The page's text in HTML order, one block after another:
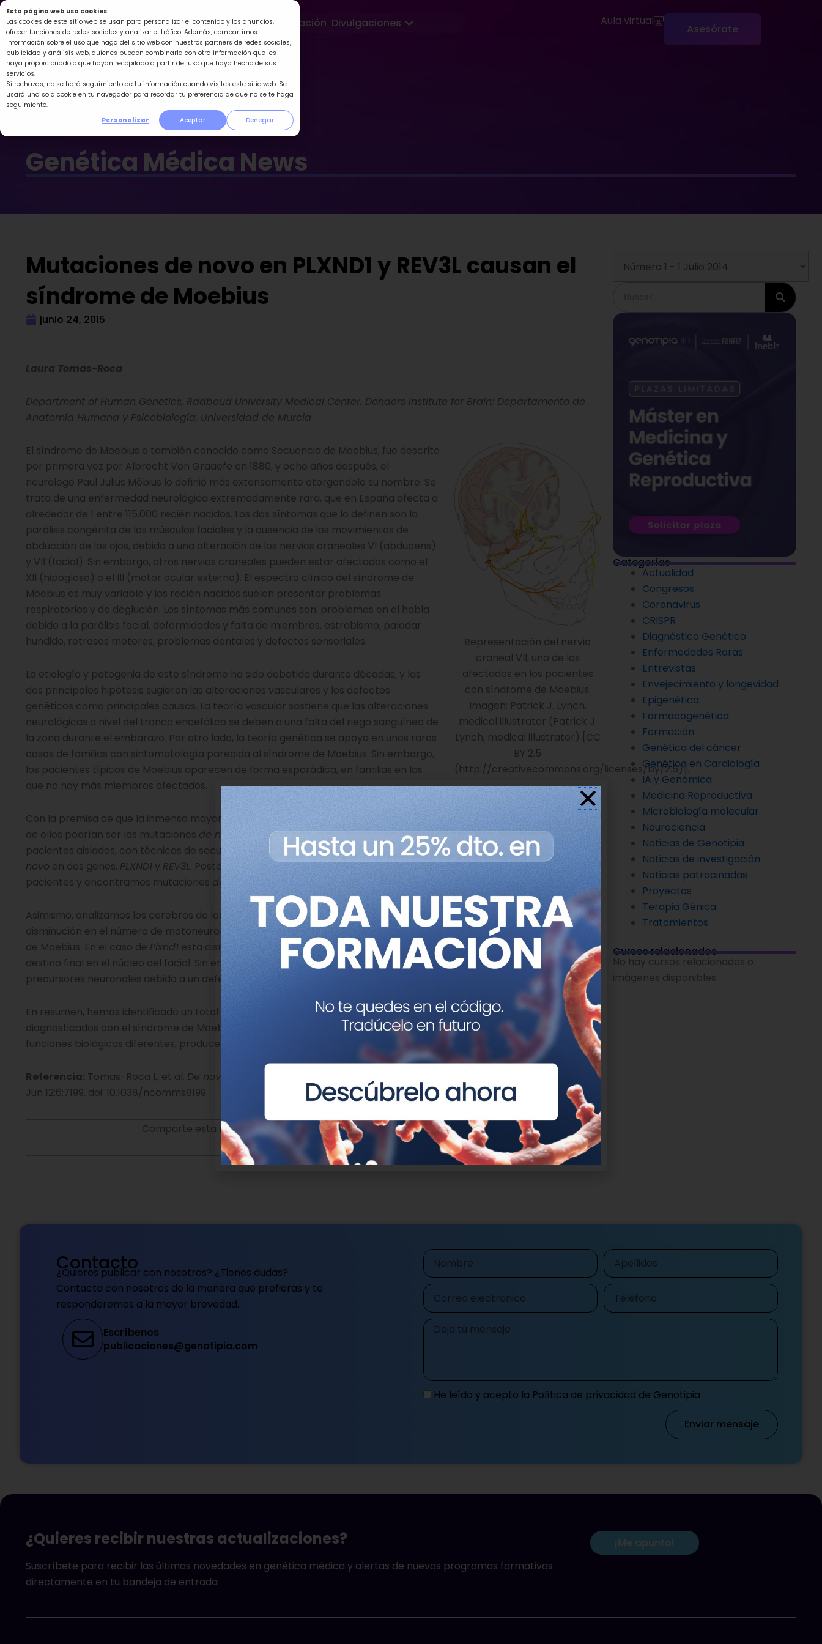
Esta página web usa cookies
Las cookies de este sitio web se usan para personalizar el contenido y los anuncios,
ofrecer funciones de redes sociales y analizar el tráfico. Además, compartimos
información sobre el uso que haga del sitio web con nuestros partners de redes sociales,
publicidad y análisis web, quienes pueden combinarla con otra información que les
haya proporcionado o que hayan recopilado a partir del uso que haya hecho de sus
servicios.
Si rechazas, no se hará seguimiento de tu información cuando visites este sitio web. Se
usará una sola cookie en tu navegador para recordar tu preferencia de que no se te haga
seguimiento.
Personalizar
Aceptar Denegar
Ir
al
contenido
Formación Divulgaciones Abrir Divulgaciones Aula virtual
Asesórate
Genética Médica News
Mutaciones de novo en PLXND1 y REV3L causan el
síndrome de Moebius
junio 24, 2015
Laura Tomas-Roca
Department of Human Genetics, Radboud University Medical Center, Donders Institute for Brain; Departamento de
Anatomía Humana y Psicobiología, Universidad de Murcia
Representación del nervio
craneal VII, uno de los
afectados en los pacientes
con síndrome de Moebius.
Imagen: Patrick J. Lynch,
medical illustrator (Patrick J.
Lynch, medical illustrator) [CC
BY 2.5
(http://creativecommons.org/licenses/by/2.5)].
El síndrome de Moebius o también conocido como Secuencia de Moebius, fue descrito
por primera vez por Albrecht Von Graaefe en 1880, y ocho años después, el
neurólogo Paul Julius Möbius lo definió más extensamente otorgándole su nombre. Se
trata de una enfermedad neurológica extremadamente rara, que en España afecta a
alrededor de 1 entre 115.000 recién nacidos. Los dos síntomas que lo definen son la
parálisis congénita de los músculos faciales y la ausencia de los movimientos de
abducción de los ojos, debido a una alteración de los nervios craneales VI (abducens)
y VII (facial). Sin embargo, otros nervios craneales pueden estar afectados como el
XII (hipogloso) o el III (motor ocular externo). El espectro clínico del síndrome de
Moebius es muy variable y los recién nacidos suelen presentar problemas
respiratorios y de deglución. Los síntomas más comunes son: problemas en el habla
debido a la parálisis facial, deformidades y falta de miembros, estrabismo, paladar
hundido, retrasos motores, problemas dentales y defectos sensoriales.
La etiología y patogenia de este síndrome ha sido debatida durante décadas, y las
dos principales hipótesis sugieren las alteraciones vasculares y los defectos
genéticos como principales causas. La teoría vascular sostiene que las alteraciones
neurológicas a nivel del tronco encefálico se deben a una falta del riego sanguíneo de
la zona durante el embarazo. Por otro lado, la teoría genética se apoya en unos raros
casos de familias con sintomatología parecida al síndrome de Moebius. Sin embargo,
los pacientes típicos de Moebius aparecen de forma esporádica, en familias en las
que no hay más miembros afectados.
Con la premisa de que la inmensa mayoría de los pacientes son esporádicos, especulamos que la causa de una parte
de ellos podrían ser las mutaciones de novo.
Para corroborar nuestra hipótesis analizamos el exoma de ocho
pacientes aislados, con técnicas de secuenciación masiva de nueva generación, e identificamos dos mutaciones
novo en dos genes, PLXND1 y REV3L. Posteriormente secuenciamos estos dos genes en nuestra cohorte de 103
pacientes y encontramos mutaciones de novo
Asimismo, analizamos los cerebros de los ratones mutantes paraPlxnd1 Rev3l
y en ambos observamos una
disminución en el número de motoneuronas en el núcleo motor del facial, similar a lo que se ha observado en pacientes
de Moebius. En el caso de Plxnd1 esta disminución se debe a un defecto de la migración de las motoneuronas hacia su
destino final en el núcleo del facial. Sin embargo, la haploinsuficiencia de
Rev3l causaría una pérdida estocástica de
precursores neuronales debido a un defecto en la replicación del ADN.
En resumen, hemos identificado un total de seis mutaciones de novo enPLXND1yREV3L, en seis pacientes esporádicos,
diagnosticados con el síndrome de Moebius. Además, hemos probado que defectos en estos genes, envueltos en
funciones biológicas diferentes, producen una disminución del número de motoneuronas en el núcleo motor del facial.
Referencia: Tomas-Roca L, et al. De novo mutations in PLXND1 and REV3L cause Möbius syndrome
. Nat Commun. 2015
Jun 12;6:7199. doi: 10.1038/ncomms8199.
Comparte esta noticia en tus redes
Categorías
Actualidad
Congresos
Coronavirus
CRISPR
Diagnóstico Genético
Enfermedades Raras
Entrevistas
Envejecimiento y longevidad
Epigenética
Farmacogenética
Formación
Genética del cáncer
Genética en Cardiología
IA y Genómica
Medicina Reproductiva
Microbiología molecular
Neurociencia
Noticias de Genotipia
Noticias de investigación
Noticias patrocinadas
Proyectos
Terapia Génica
Tratamientos
Cursos relacionados
No hay cursos relacionados o
imágenes disponibles.
Contacto
¿Quieres publicar con nosotros? ¿Tienes dudas?
Contacta con nosotros de la manera que prefieras y te
responderemos a la mayor brevedad.
Escríbenos
publicaciones@genotipia.com
Nombre Apellidos
Correo
electrónico
Teléfono
Mensaje
He leído y acepto la Política de privacidad de Genotipia
Enviar mensaje
¿Quieres recibir nuestras actualizaciones?
Suscríbete para recibir las últimas novedades en genética médica y alertas de nuevos programas formativos
directamente en tu bandeja de entrada
¡Me apunto!